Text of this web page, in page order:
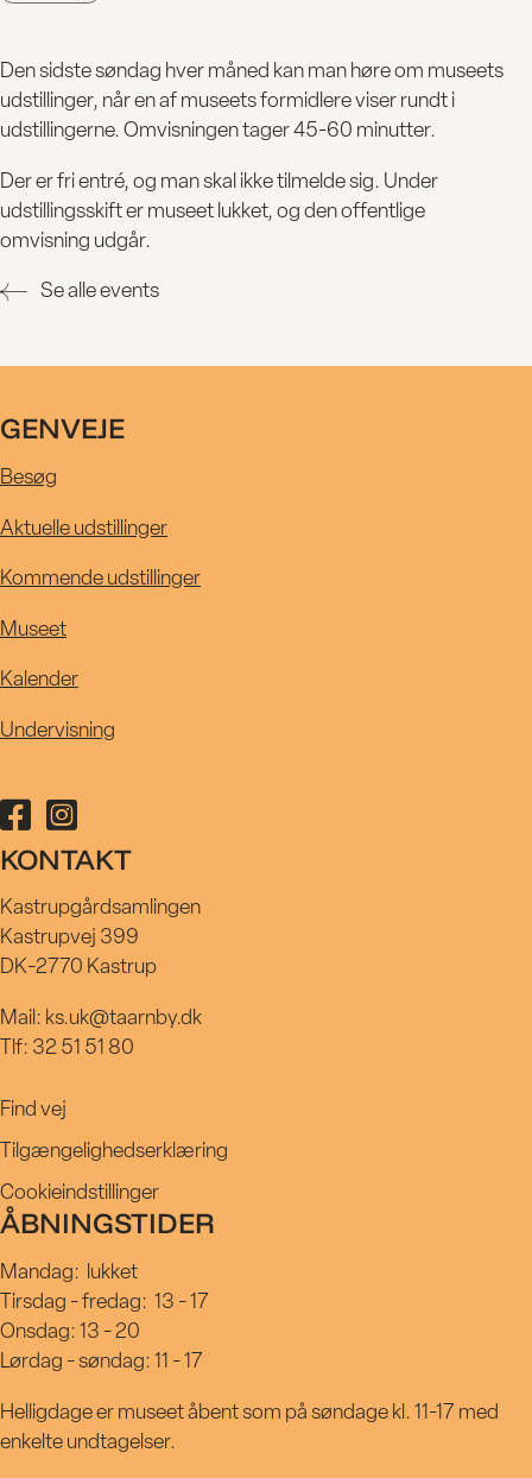
BESØG
KALENDER
MUSEET
Den sidste søndag hver måned kan man høre om museets
udstillinger, når en af museets formidlere viser rundt i
udstillingerne. Omvisningen tager 45-60 minutter.
Der er fri entré, og man skal ikke tilmelde sig. Under
udstillingsskift er museet lukket, og den offentlige
omvisning udgår.
Se alle events
GENVEJE
Besøg
Aktuelle udstillinger
Kommende udstillinger
Museet
Kalender
Undervisning
Følg Kastrupgårdsamlingen på facebook
Følg Kastrupgårdsamlingen på instagram
KONTAKT
Kastrupgårdsamlingen
Kastrupvej 399
DK-2770 Kastrup
Mail: ks.uk@taarnby.dk
Tlf: 32 51 51 80
Find vej
Tilgængelighedserklæring
Cookieindstillinger
ÅBNINGSTIDER
Mandag:
lukket
Tirsdag - fredag: 13 - 17
Onsdag: 13 - 20
Lørdag - søndag: 11 - 17
Helligdage er museet åbent som på søndage kl. 11-17 med
enkelte undtagelser.